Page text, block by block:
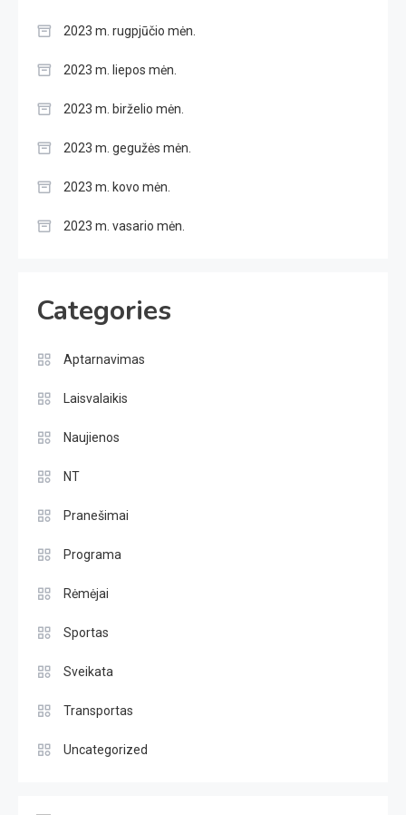
2023 m. rugpjūčio mėn.
2023 m. liepos mėn.
2023 m. birželio mėn.
2023 m. gegužės mėn.
2023 m. kovo mėn.
2023 m. vasario mėn.
Categories
Aptarnavimas
Laisvalaikis
Naujienos
NT
Pranešimai
Programa
Rėmėjai
Sportas
Sveikata
Transportas
Uncategorized